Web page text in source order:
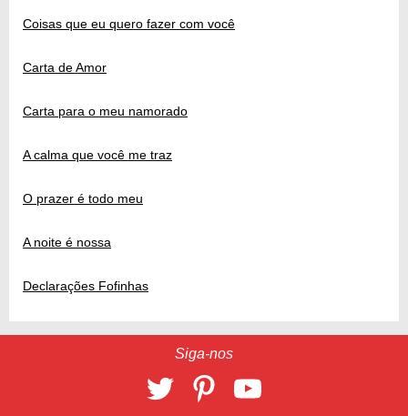
Coisas que eu quero fazer com você
Carta de Amor
Carta para o meu namorado
A calma que você me traz
O prazer é todo meu
A noite é nossa
Declarações Fofinhas
Siga-nos